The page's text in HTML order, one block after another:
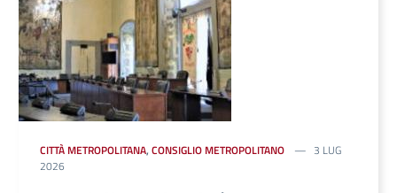
CITTÀ METROPOLITANA, CONSIGLIO METROPOLITANO
3 LUG
2026